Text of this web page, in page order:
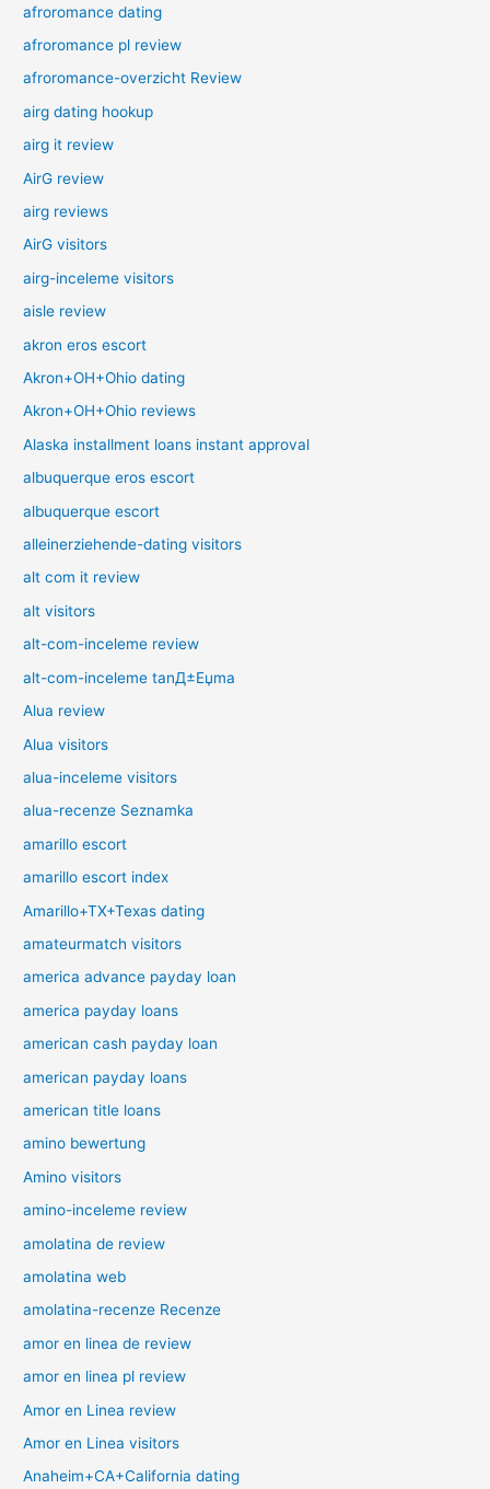
afroromance dating
afroromance pl review
afroromance-overzicht Review
airg dating hookup
airg it review
AirG review
airg reviews
AirG visitors
airg-inceleme visitors
aisle review
akron eros escort
Akron+OH+Ohio dating
Akron+OH+Ohio reviews
Alaska installment loans instant approval
albuquerque eros escort
albuquerque escort
alleinerziehende-dating visitors
alt com it review
alt visitors
alt-com-inceleme review
alt-com-inceleme tanД±Еџma
Alua review
Alua visitors
alua-inceleme visitors
alua-recenze Seznamka
amarillo escort
amarillo escort index
Amarillo+TX+Texas dating
amateurmatch visitors
america advance payday loan
america payday loans
american cash payday loan
american payday loans
american title loans
amino bewertung
Amino visitors
amino-inceleme review
amolatina de review
amolatina web
amolatina-recenze Recenze
amor en linea de review
amor en linea pl review
Amor en Linea review
Amor en Linea visitors
Anaheim+CA+California dating